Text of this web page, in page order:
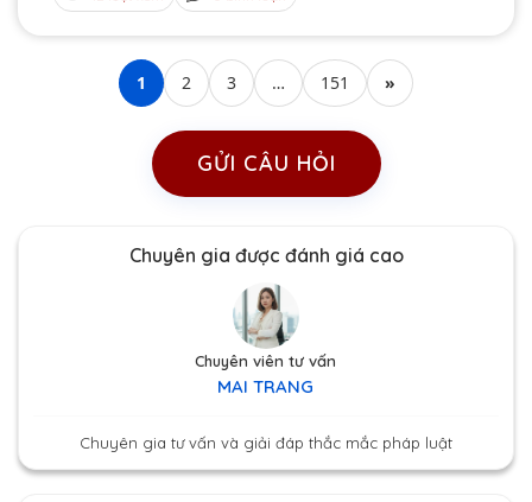
1 2 3 … 151 »
GỬI CÂU HỎI
Chuyên gia được đánh giá cao
Chuyên viên tư vấn
MAI TRANG
Chuyên gia tư vấn và giải đáp thắc mắc pháp luật